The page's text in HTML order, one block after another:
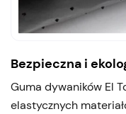
Bezpieczna i
Guma dywaników El
elastycznych